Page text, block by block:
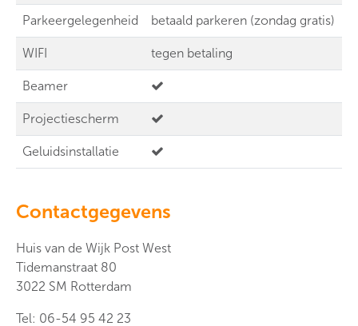
Parkeergelegenheid betaald parkeren (zondag gratis)
WIFI tegen betaling
Beamer
Projectiescherm
Geluidsinstallatie
Contactgegevens
Huis van de Wijk Post West
Tidemanstraat 80
3022 SM Rotterdam
Tel: 06-54 95 42 23